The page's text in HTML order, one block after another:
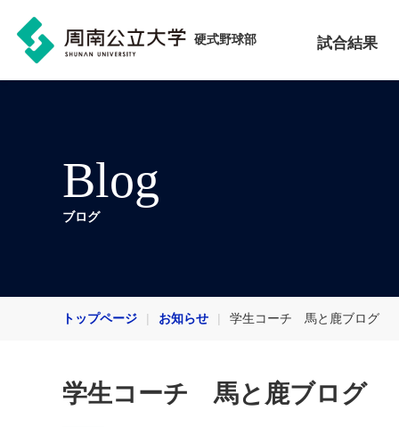
硬式野球部 試合結果
Blog
ブログ
トップページ お知らせ 学生コーチ 馬と鹿ブログ
学生コーチ 馬と鹿ブログ